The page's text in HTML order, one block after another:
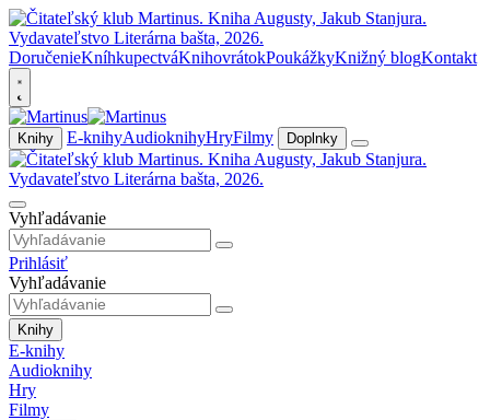
DoručenieKníhkupectváKnihovrátokPoukážkyKnižný blogKontakt
Knihy E-knihyAudioknihyHryFilmy Doplnky
Vyhľadávanie
Prihlásiť
Vyhľadávanie
Knihy
E-knihy
Audioknihy
Hry
Filmy